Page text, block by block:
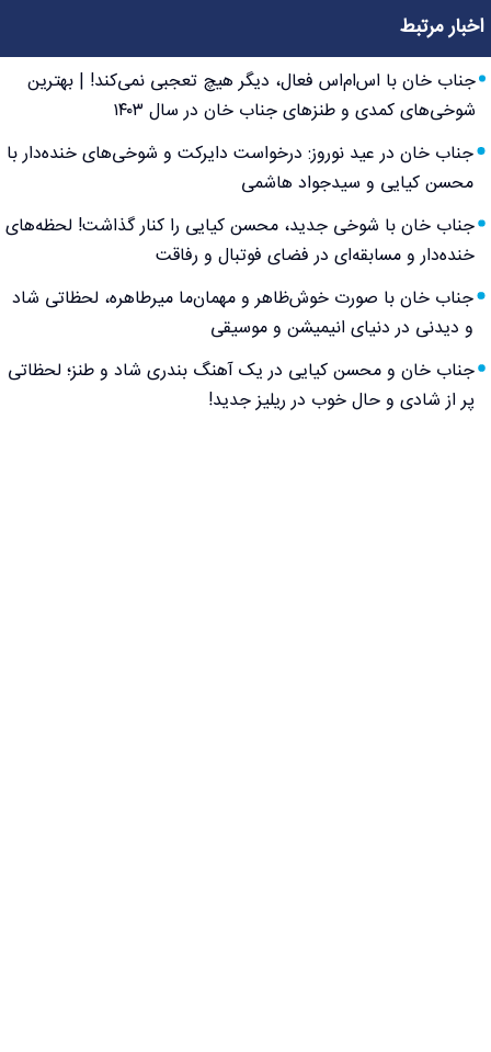
اخبار مرتبط
جناب خان با اس‌ام‌اس فعال، دیگر هیچ تعجبی نمی‌کند! | بهترین
شوخی‌های کمدی و طنزهای جناب خان در سال ۱۴۰۳
جناب خان در عید نوروز: درخواست دایرکت و شوخی‌های خنده‌دار با
محسن کیایی و سیدجواد هاشمی
جناب خان با شوخی جدید، محسن کیایی را کنار گذاشت! لحظه‌های
خنده‌دار و مسابقه‌ای در فضای فوتبال و رفاقت
جناب خان با صورت خوش‌ظاهر و مهمان‌ما میرطاهره، لحظاتی شاد
و دیدنی در دنیای انیمیشن و موسیقی
جناب خان و محسن کیایی در یک آهنگ بندری شاد و طنز؛ لحظاتی
پر از شادی و حال خوب در ریلیز جدید!